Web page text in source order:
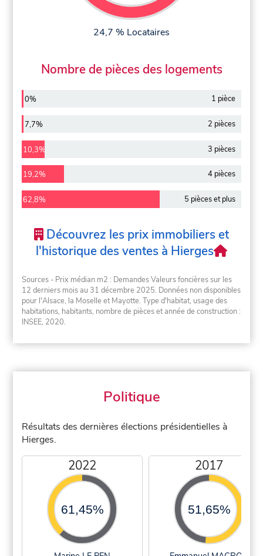
24,7 % Locataires
Nombre de pièces des logements
0% 1 pièce
7,7% 2 pièces
10,3% 3 pièces
19,2% 4 pièces
62,8% 5 pièces et plus
Découvrez les prix immobiliers et
l'historique des ventes à Hierges
Sources - Prix médian m2 : Demandes Valeurs foncières sur les
12 derniers mois au 31 décembre 2025. Données non disponibles
pour l'Alsace, la Moselle et Mayotte. Type d'habitat, usage des
habitations, habitants, nombre de pièces et année de construction :
INSEE, 2020.
Politique
Résultats des dernières élections présidentielles à
Hierges.
2022
61,45%
2017
51,65%